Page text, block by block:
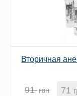
Вторичная
91грн 71